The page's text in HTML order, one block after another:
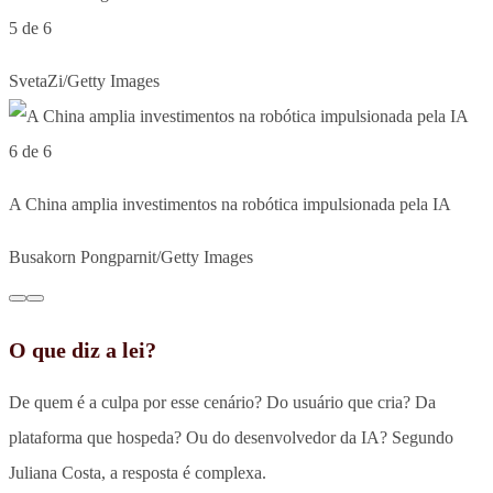
5 de 6
SvetaZi/Getty Images
6 de 6
A China amplia investimentos na robótica impulsionada pela IA
Busakorn Pongparnit/Getty Images
O que diz a lei?
De quem é a culpa por esse cenário? Do usuário que cria? Da
plataforma que hospeda? Ou do desenvolvedor da IA? Segundo
Juliana Costa, a resposta é complexa.